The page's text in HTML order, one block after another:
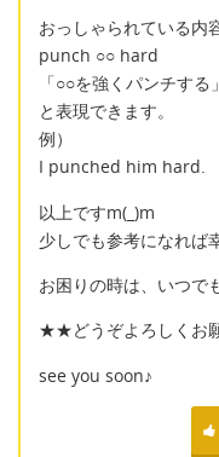
おっしゃられている内
punch ○○ hard
「○○を強くパンチする」
と表現できます。
例）
I punched him hard.
以上ですm(_)m
少しでも参考になれば
お困りの時は、いつで
★★どうぞよろしくお
see you soon♪